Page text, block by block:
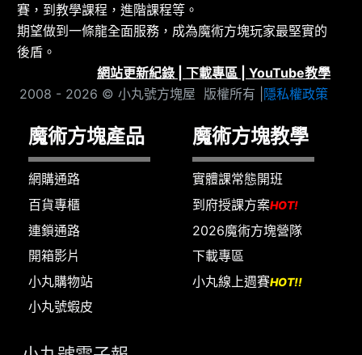
賽，到教學課程，進階課程等。
期望做到一條龍全面服務，成為魔術方塊玩家最堅實的
後盾。
網站更新紀錄
下載專區
YouTube教學
2008 - 2026 © 小丸號方塊屋 版權所有 | 隱私權政策
魔術方塊產品
網購通路
百貨專櫃
連鎖通路
開箱影片
小丸購物站
小丸號蝦皮
魔術方塊教學
實體課常態開班
到府授課方案HOT!
2026魔術方塊營隊
下載專區
小丸線上週賽HOT!!